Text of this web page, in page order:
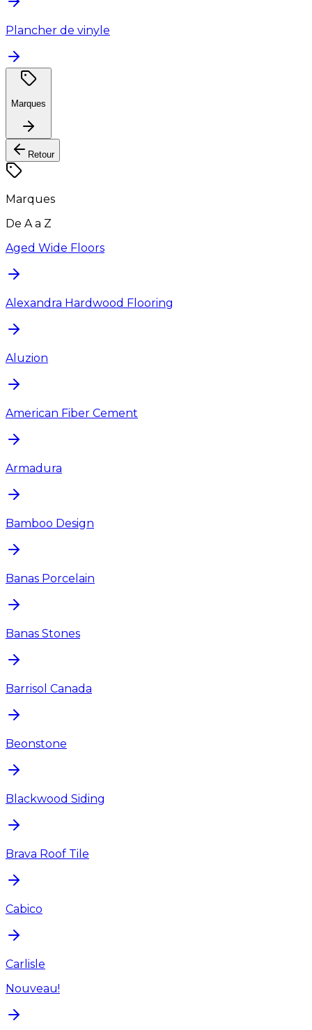
Plancher de vinyle
Marques
Retour
Marques
De A a Z
Aged Wide Floors
Alexandra Hardwood Flooring
Aluzion
American Fiber Cement
Armadura
Bamboo Design
Banas Porcelain
Banas Stones
Barrisol Canada
Beonstone
Blackwood Siding
Brava Roof Tile
Cabico
Carlisle
Nouveau!